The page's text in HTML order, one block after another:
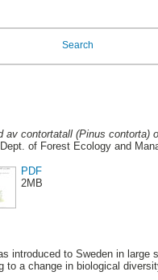
Search
av contortatall (Pinus contorta)
of Forest Ecology and
PDF
2MB
introduced to Sweden in large
to a change in biological